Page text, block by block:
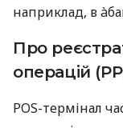
наприклад, в
Про
операцій
POS-термінал